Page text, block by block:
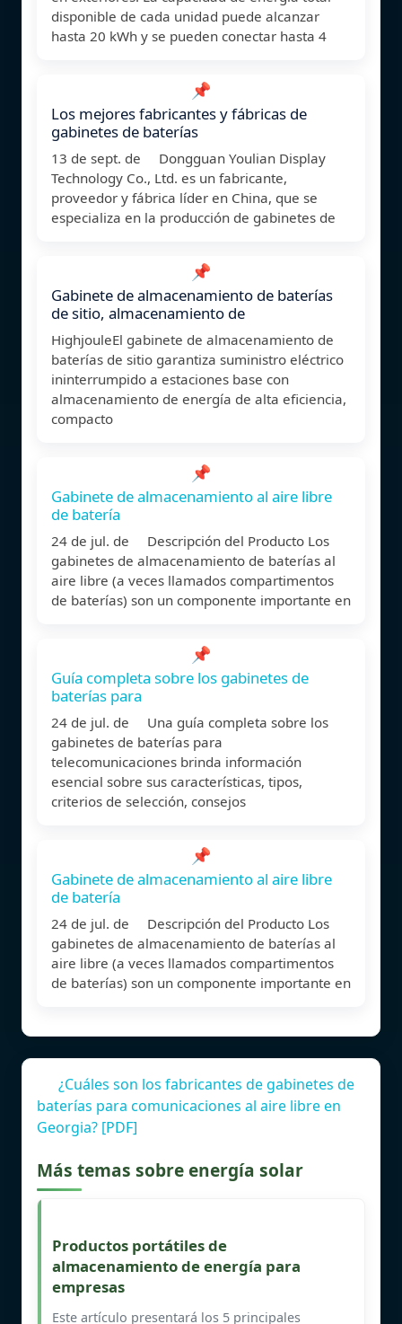
disponible de cada unidad puede alcanzar
hasta 20 kWh y se pueden conectar hasta 4
📌
Los mejores fabricantes y fábricas de
gabinetes de baterías
13 de sept. de Dongguan Youlian Display
Technology Co., Ltd. es un fabricante,
proveedor y fábrica líder en China, que se
especializa en la producción de gabinetes de
📌
Gabinete de almacenamiento de baterías
de sitio, almacenamiento de
HighjouleEl gabinete de almacenamiento de
baterías de sitio garantiza suministro eléctrico
ininterrumpido a estaciones base con
almacenamiento de energía de alta eficiencia,
compacto
📌
Gabinete de almacenamiento al aire libre
de batería
24 de jul. de Descripción del Producto Los
gabinetes de almacenamiento de baterías al
aire libre (a veces llamados compartimentos
de baterías) son un componente importante en
📌
Guía completa sobre los gabinetes de
baterías para
24 de jul. de Una guía completa sobre los
gabinetes de baterías para
telecomunicaciones brinda información
esencial sobre sus características, tipos,
criterios de selección, consejos
📌
Gabinete de almacenamiento al aire libre
de batería
24 de jul. de Descripción del Producto Los
gabinetes de almacenamiento de baterías al
aire libre (a veces llamados compartimentos
de baterías) son un componente importante en
¿Cuáles son los fabricantes de gabinetes de
baterías para comunicaciones al aire libre en
Georgia? [PDF]
Más temas sobre energía solar
Productos portátiles de
almacenamiento de energía para
empresas
Este artículo presentará los 5 principales